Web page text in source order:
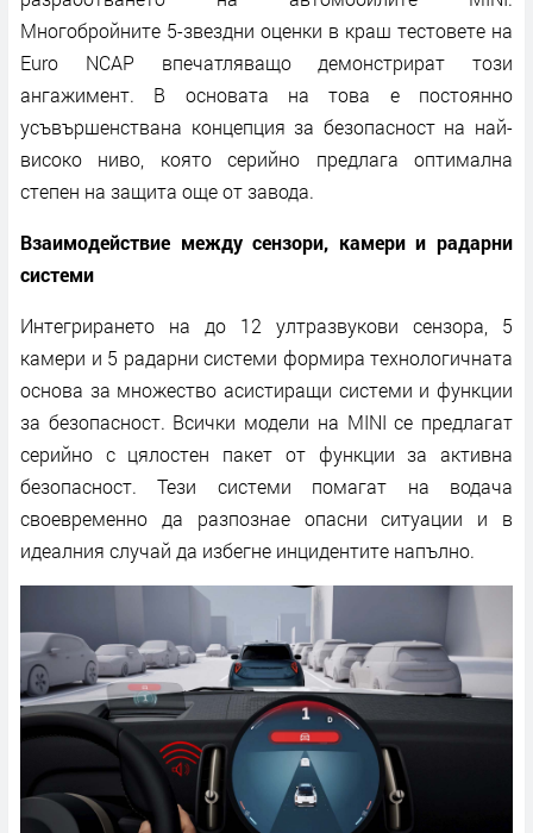
Многобройните 5-звездни оценки в краш тестовете на
Euro NCAP впечатляващо демонстрират този
ангажимент. В основата на това е постоянно
усъвършенствана концепция за безопасност на най-
високо ниво, която серийно предлага оптимална
степен на защита още от завода.
Взаимодействие между сензори, камери и радарни
системи
Интегрирането на до 12 ултразвукови сензора, 5
камери и 5 радарни системи формира технологичната
основа за множество асистиращи системи и функции
за безопасност. Всички модели на MINI се предлагат
серийно с цялостен пакет от функции за активна
безопасност. Тези системи помагат на водача
своевременно да разпознае опасни ситуации и в
идеалния случай да избегне инцидентите напълно.